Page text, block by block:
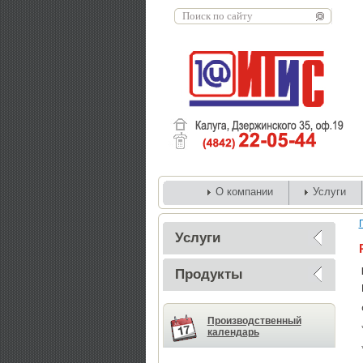
О компании Услуги
Услуги
Продукты
Производственный
календарь